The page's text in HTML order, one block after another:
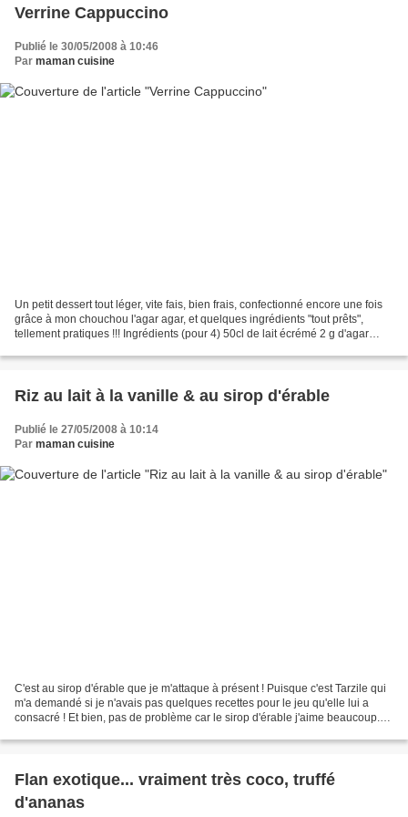
Verrine Cappuccino
Publié le 30/05/2008 à 10:46
Par maman cuisine
Un petit dessert tout léger, vite fais, bien frais, confectionné encore une fois
grâce à mon chouchou l'agar agar, et quelques ingrédients "tout prêts",
tellement pratiques !!! Ingrédients (pour 4) 50cl de lait écrémé 2 g d'agar
Riz au lait à la vanille & au sirop d'érable
Publié le 27/05/2008 à 10:14
Par maman cuisine
C'est au sirop d'érable que je m'attaque à présent ! Puisque c'est Tarzile qui
m'a demandé si je n'avais pas quelques recettes pour le jeu qu'elle lui a
consacré ! Et bien, pas de problème car le sirop d'érable j'aime beaucoup.
Flan exotique... vraiment très coco, truffé
d'ananas